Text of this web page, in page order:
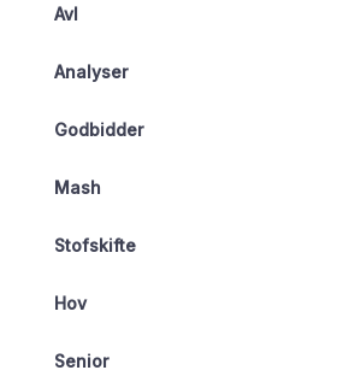
Avl
Analyser
Godbidder
Mash
Stofskifte
Hov
Senior